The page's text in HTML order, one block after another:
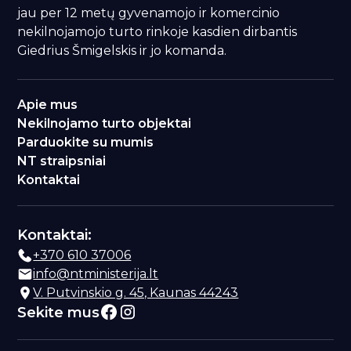
jau per 12 metų gyvenamojo ir komercinio
nekilnojamojo turto rinkoje kasdien dirbantis
Giedrius Šmigelskis ir jo komanda.
Apie mus
Nekilnojamo turto objektai
Parduokite su mumis
NT straipsniai
Kontaktai
Kontaktai:
+370 610 37006
info@ntministerija.lt
V. Putvinskio g. 45, Kaunas 44243
Sekite mus